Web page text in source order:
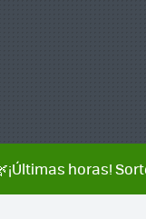
horas!